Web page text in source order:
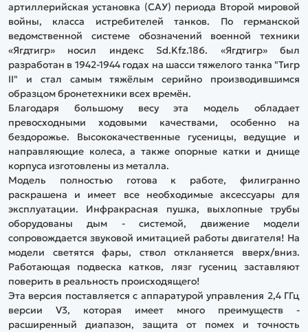
артиллерийская установка (САУ) периода Второй мировой
войны, класса истребителей танков. По германской
ведомственной системе обозначений военной техники
«Ягдтигр» носил индекс Sd.Kfz.186. «Ягдтигр» был
разработан в 1942-1944 годах на шасси тяжелого танка "Тигр
II" и стал самым тяжёлым серийно производившимся
образцом бронетехники всех времён.
Благодаря большому весу эта модель обладает
превосходными ходовыми качествами, особенно на
бездорожье. Высококачественные гусеницы, ведущие и
направляющие колеса, а также опорные катки и днище
корпуса изготовлены из металла.
Модель полностью готова к работе, филигранно
раскрашена и имеет все необходимые аксессуары для
эксплуатации. Инфракрасная пушка, выхлопные трубы
оборудованы дым - системой, движение модели
сопровождается звуковой имитацией работы двигателя! На
модели светятся фары, ствол откланяется вверх/вниз.
Работающая подвеска катков, лязг гусениц заставляют
поверить в реальность происходящего!
Эта версия поставляется с аппаратурой управления 2,4 ГГц
версии V3, которая имеет много преимуществ -
расширенный диапазон, защита от помех и точность